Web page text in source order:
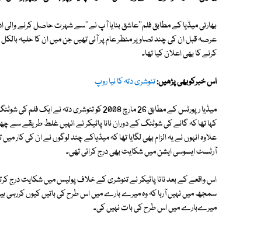
بھارتی میڈیا کے مطابق فلم''عاشق بنایا آپ نے''سے شہرت حاصل کرنے والی
عرصہ قبل ان کی چند تصاویر منظر عام پر آئی تھیں جن میں ان کا حلیہ بالکل
کرنے کا بھی اعلان کیا تھا۔
اس خبرکوبھی پڑھیں:تنوشری دتہ کا نیا روپ
میڈیا رپورٹس کے مطابق 26 مارچ 2008 کو
کہا تھا کہ گانے کی شوٹنگ کے دوران نانا پاٹیکر نے انہیں غلط طریقے سے
علاوہ انہوں نے یہ الزام بھی لگایا تھا کہ میڈیاکے چند لوگوں نے ان کی کار
آرٹسٹ ایسوسی ایشن میں شکایت بھی درج کرائی تھی۔
اس واقعے کے بعد نانا پاٹیکر نے تنوشری کے خلاف پولیس میں شکایت درج
میرےبارے میں اس طرح کی بات نہیں کی۔